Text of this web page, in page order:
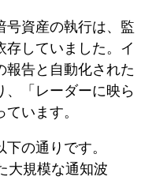
号資産の執行は、監
していました。イ
報告と自動化された
、「レーダーに映ら
います。
の通りです。
大規模な通知波